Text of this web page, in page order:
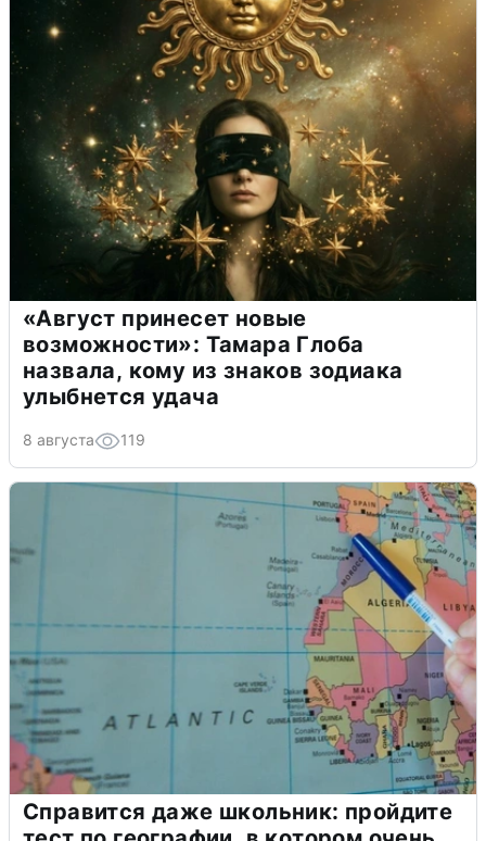
«Август принесет новые
возможности»: Тамара Глоба
назвала, кому из знаков зодиака
улыбнется удача
8 августа 119
Справится даже школьник: пройдите